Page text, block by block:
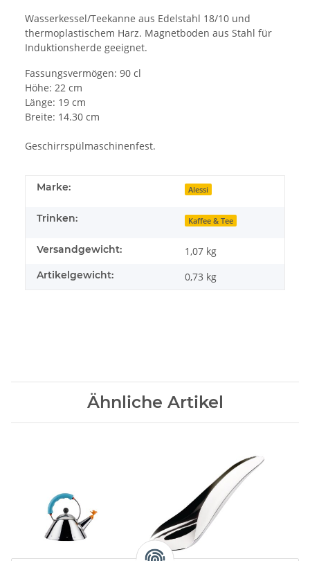
Wasserkessel/Teekanne aus Edelstahl 18/10 und
thermoplastischem Harz. Magnetboden aus Stahl für
Induktionsherde geeignet.
Fassungsvermögen: 90 cl
Höhe: 22 cm
Länge: 19 cm
Breite: 14.30 cm
Geschirrspülmaschinenfest.
Marke: Alessi
Trinken: Kaffee & Tee
Versandgewicht: 1,07 kg
Artikelgewicht: 0,73 kg
Ähnliche Artikel